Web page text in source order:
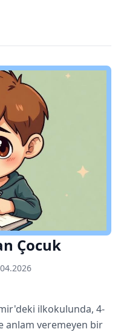
Çocuk
ilkokulunda, 4-
anlam veremeyen bir